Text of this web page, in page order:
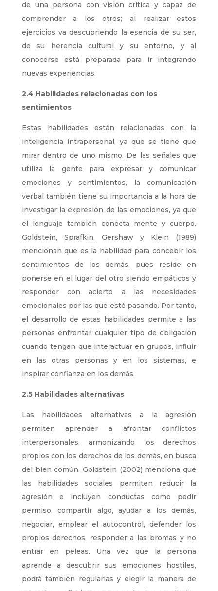
de una persona con visión crítica y capaz de
comprender a los otros; al realizar estos
ejercicios va descubriendo la esencia de su ser,
de su herencia cultural y su entorno, y al
conocerse está preparada para ir integrando
nuevas experiencias.
2.4 Habilidades relacionadas con los
sentimientos
Estas habilidades están relacionadas con la
inteligencia intrapersonal, ya que se tiene que
mirar dentro de uno mismo. De las señales que
utiliza la gente para expresar y comunicar
emociones y sentimientos, la comunicación
verbal también tiene su importancia a la hora de
investigar la expresión de las emociones, ya que
el lenguaje también conecta mente y cuerpo.
Goldstein, Sprafkin, Gershaw y Klein (1989)
mencionan que es la habilidad para concebir los
sentimientos de los demás, pues reside en
ponerse en el lugar del otro siendo empáticos y
responder con acierto a las necesidades
emocionales por las que esté pasando. Por tanto,
el desarrollo de estas habilidades permite a las
personas enfrentar cualquier tipo de obligación
cuando tengan que interactuar en grupos, influir
en las otras personas y en los sistemas, e
inspirar confianza en los demás.
2.5 Habilidades alternativas
Las habilidades alternativas a la agresión
permiten aprender a afrontar conflictos
interpersonales, armonizando los derechos
propios con los derechos de los demás, en busca
del bien común. Goldstein (2002) menciona que
las habilidades sociales permiten reducir la
agresión e incluyen conductas como pedir
permiso, compartir algo, ayudar a los demás,
negociar, emplear el autocontrol, defender los
propios derechos, responder a las bromas y no
entrar en peleas. Una vez que la persona
aprende a descubrir sus emociones hostiles,
podrá también regularlas y elegir la manera de